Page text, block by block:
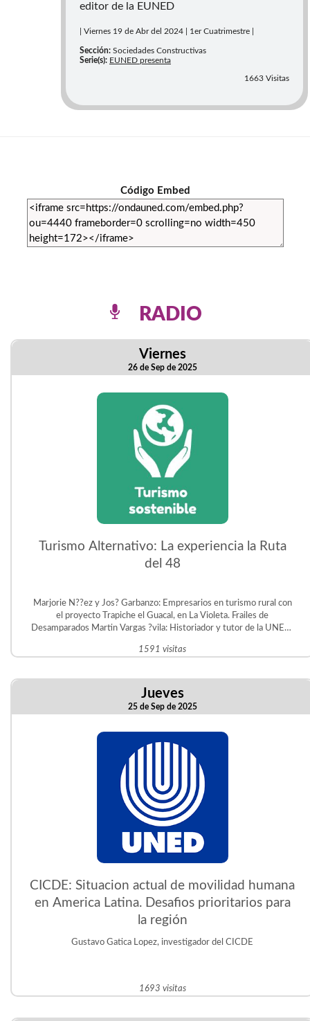
editor de la EUNED
| Viernes 19 de Abr del 2024 | 1er Cuatrimestre |
Sección: Sociedades Constructivas
Serie(s): EUNED presenta
1663 Visitas
Código Embed
RADIO
Viernes
26 de Sep de 2025
Turismo Alternativo: La experiencia la Ruta
del 48
Marjorie N??ez y Jos? Garbanzo: Empresarios en turismo rural con
el proyecto Trapiche el Guacal, en La Violeta. Frailes de
Desamparados Martin Vargas ?vila: Historiador y tutor de la UNED.
1591 visitas
Jueves
25 de Sep de 2025
CICDE: Situacion actual de movilidad humana
en America Latina. Desafios prioritarios para
la región
Gustavo Gatica Lopez, investigador del CICDE
1693 visitas